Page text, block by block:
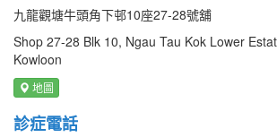
九龍觀塘牛頭角下邨10座27-28號舖
Shop 27-28 Blk 10, Ngau Tau Kok Lower
Kowloon
地圖
診症電話